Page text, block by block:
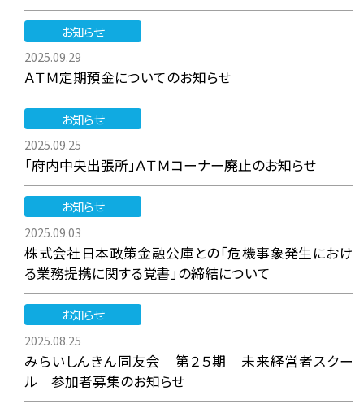
お知らせ
2025.09.29
ＡＴＭ定期預金についてのお知らせ
お知らせ
2025.09.25
「府内中央出張所」ＡＴＭコーナー廃止のお知らせ
お知らせ
2025.09.03
株式会社日本政策金融公庫との「危機事象発生におけ
る業務提携に関する覚書」の締結について
お知らせ
2025.08.25
みらいしんきん同友会 第２５期 未来経営者スクー
ル 参加者募集のお知らせ